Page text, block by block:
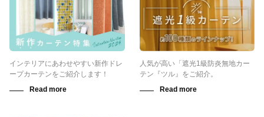
インテリアにあわせやすい新作ドレ
ープカーテンをご紹介します！
人気が高い「遮光1級防炎無地カー
テン『ツル』をご紹介。